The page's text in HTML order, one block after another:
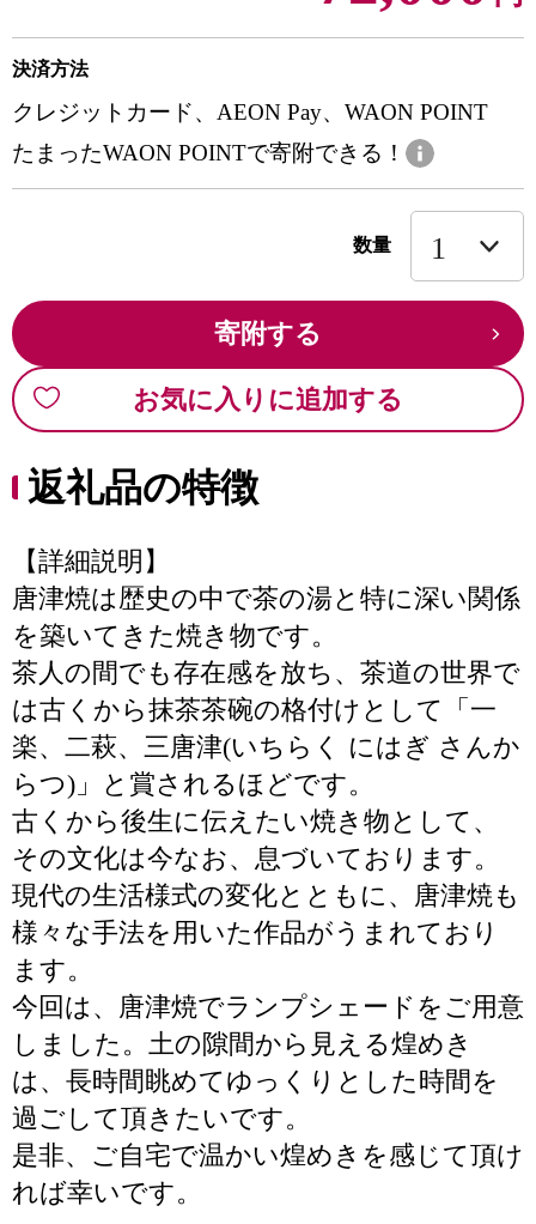
決済方法
クレジットカード、AEON Pay、WAON POINT
たまったWAON POINTで寄附できる！
数量
寄附する
お気に入りに追加する
返礼品の特徴
【詳細説明】
唐津焼は歴史の中で茶の湯と特に深い関係
を築いてきた焼き物です。
茶人の間でも存在感を放ち、茶道の世界で
は古くから抹茶茶碗の格付けとして「一
楽、二萩、三唐津(いちらく にはぎ さんか
らつ)」と賞されるほどです。
古くから後生に伝えたい焼き物として、
その文化は今なお、息づいております。
現代の生活様式の変化とともに、唐津焼も
様々な手法を用いた作品がうまれており
ます。
今回は、唐津焼でランプシェードをご用意
しました。土の隙間から見える煌めき
は、長時間眺めてゆっくりとした時間を
過ごして頂きたいです。
是非、ご自宅で温かい煌めきを感じて頂け
れば幸いです。